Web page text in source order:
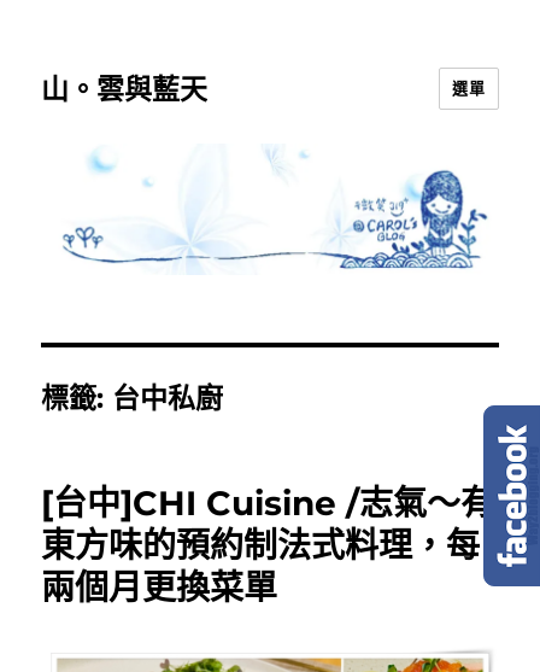
山。雲與藍天 選單
標籤: 台中私廚
[台中]CHI Cuisine /志氣～有
東方味的預約制法式料理，每
兩個月更換菜單